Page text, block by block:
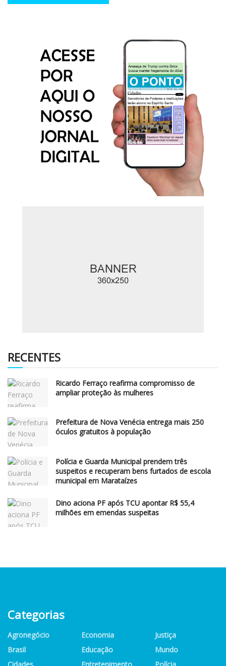
RECENTES
Ricardo Ferraço reafirma compromisso de
ampliar proteção às mulheres
Prefeitura de Nova Venécia entrega mais 250
óculos gratuitos à população
Polícia e Guarda Municipal prendem três
suspeitos e recuperam bens furtados de escola
municipal em Marataízes
Dino aciona PF após TCU apontar R$ 55,4
milhões em emendas suspeitas
Categorias
Agronegócio
Brasil
Economia
Educação
Justiça
Mundo